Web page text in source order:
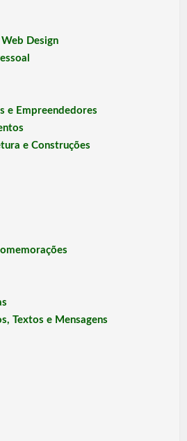
Design
e Empreendedores
e Construções
Textos e Mensagens